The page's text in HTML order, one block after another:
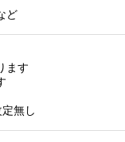
ど
ます
無し